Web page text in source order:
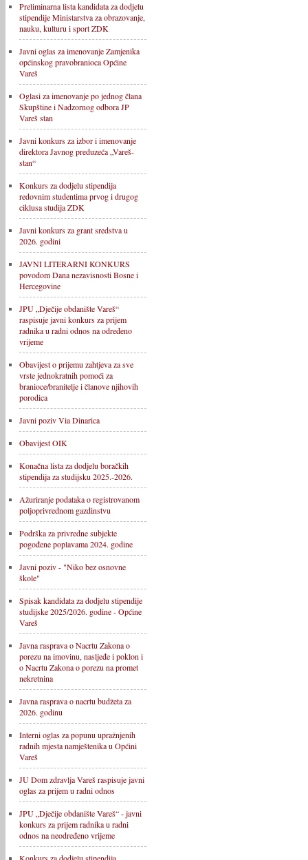
Preliminarna lista kandidata za dodjelu
stipendije Ministarstva za obrazovanje,
nauku, kulturu i sport ZDK
Javni oglas za imenovanje Zamjenika
općinskog pravobranioca Općine
Vareš
Oglasi za imenovanje po jednog člana
Skupštine i Nadzornog odbora JP
Vareš stan
Javni konkurs za izbor i imenovanje
direktora Javnog preduzeća „Vareš-
stan“
Konkurs za dodjelu stipendija
redovnim studentima prvog i drugog
ciklusa studija ZDK
Javni konkurs za grant sredstva u
2026. godini
JAVNI LITERARNI KONKURS
povodom Dana nezavisnosti Bosne i
Hercegovine
JPU „Dječije obdanište Vareš“
raspisuje javni konkurs za prijem
radnika u radni odnos na određeno
vrijeme
Obavijest o prijemu zahtjeva za sve
vrste jednokratnih pomoći za
branioce/branitelje i članove njihovih
porodica
Javni poziv Via Dinarica
Obavijest OIK
Konačna lista za dodjelu boračkih
stipendija za studijsku 2025.-2026.
Ažuriranje podataka o registrovanom
poljoprivrednom gazdinstvu
Podrška za privredne subjekte
pogođene poplavama 2024. godine
Javni poziv - "Niko bez osnovne
škole"
Spisak kandidata za dodjelu stipendije
studijske 2025/2026. godine - Općine
Vareš
Javna rasprava o Nacrtu Zakona o
porezu na imovinu, nasljeđe i poklon i
o Nacrtu Zakona o porezu na promet
nekretnina
Javna rasprava o nacrtu budžeta za
2026. godinu
Interni oglas za popunu upražnjenih
radnih mjesta namještenika u Općini
Vareš
JU Dom zdravlja Vareš raspisuje javni
oglas za prijem u radni odnos
JPU „Dječije obdanište Vareš“ - javni
konkurs za prijem radnika u radni
odnos na neodređeno vrijeme